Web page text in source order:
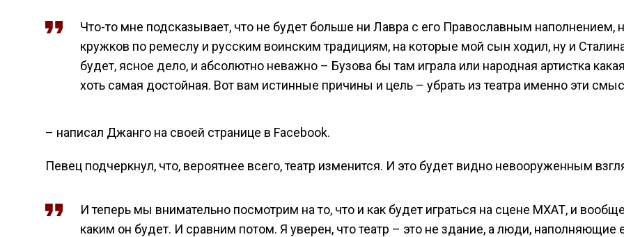
Что-то мне подсказывает, что не будет больше ни Лавра с его Православным наполнением,
кружков по ремеслу и русским воинским традициям, на которые мой сын ходил, ну и
будет, ясное дело, и абсолютно неважно – Бузова бы там играла или народная артистка
хоть самая достойная. Вот вам истинные причины и цель – убрать из театра именно эти
– написал Джанго на своей странице в Facebook.
Певец подчеркнул, что, вероятнее всего, театр изменится. И это будет видно невооруженным
И теперь мы внимательно посмотрим на то, что и как будет играться на сцене МХАТ, и
каким он будет. И сравним потом. Я уверен, что театр – это не здание, а люди, наполняющие